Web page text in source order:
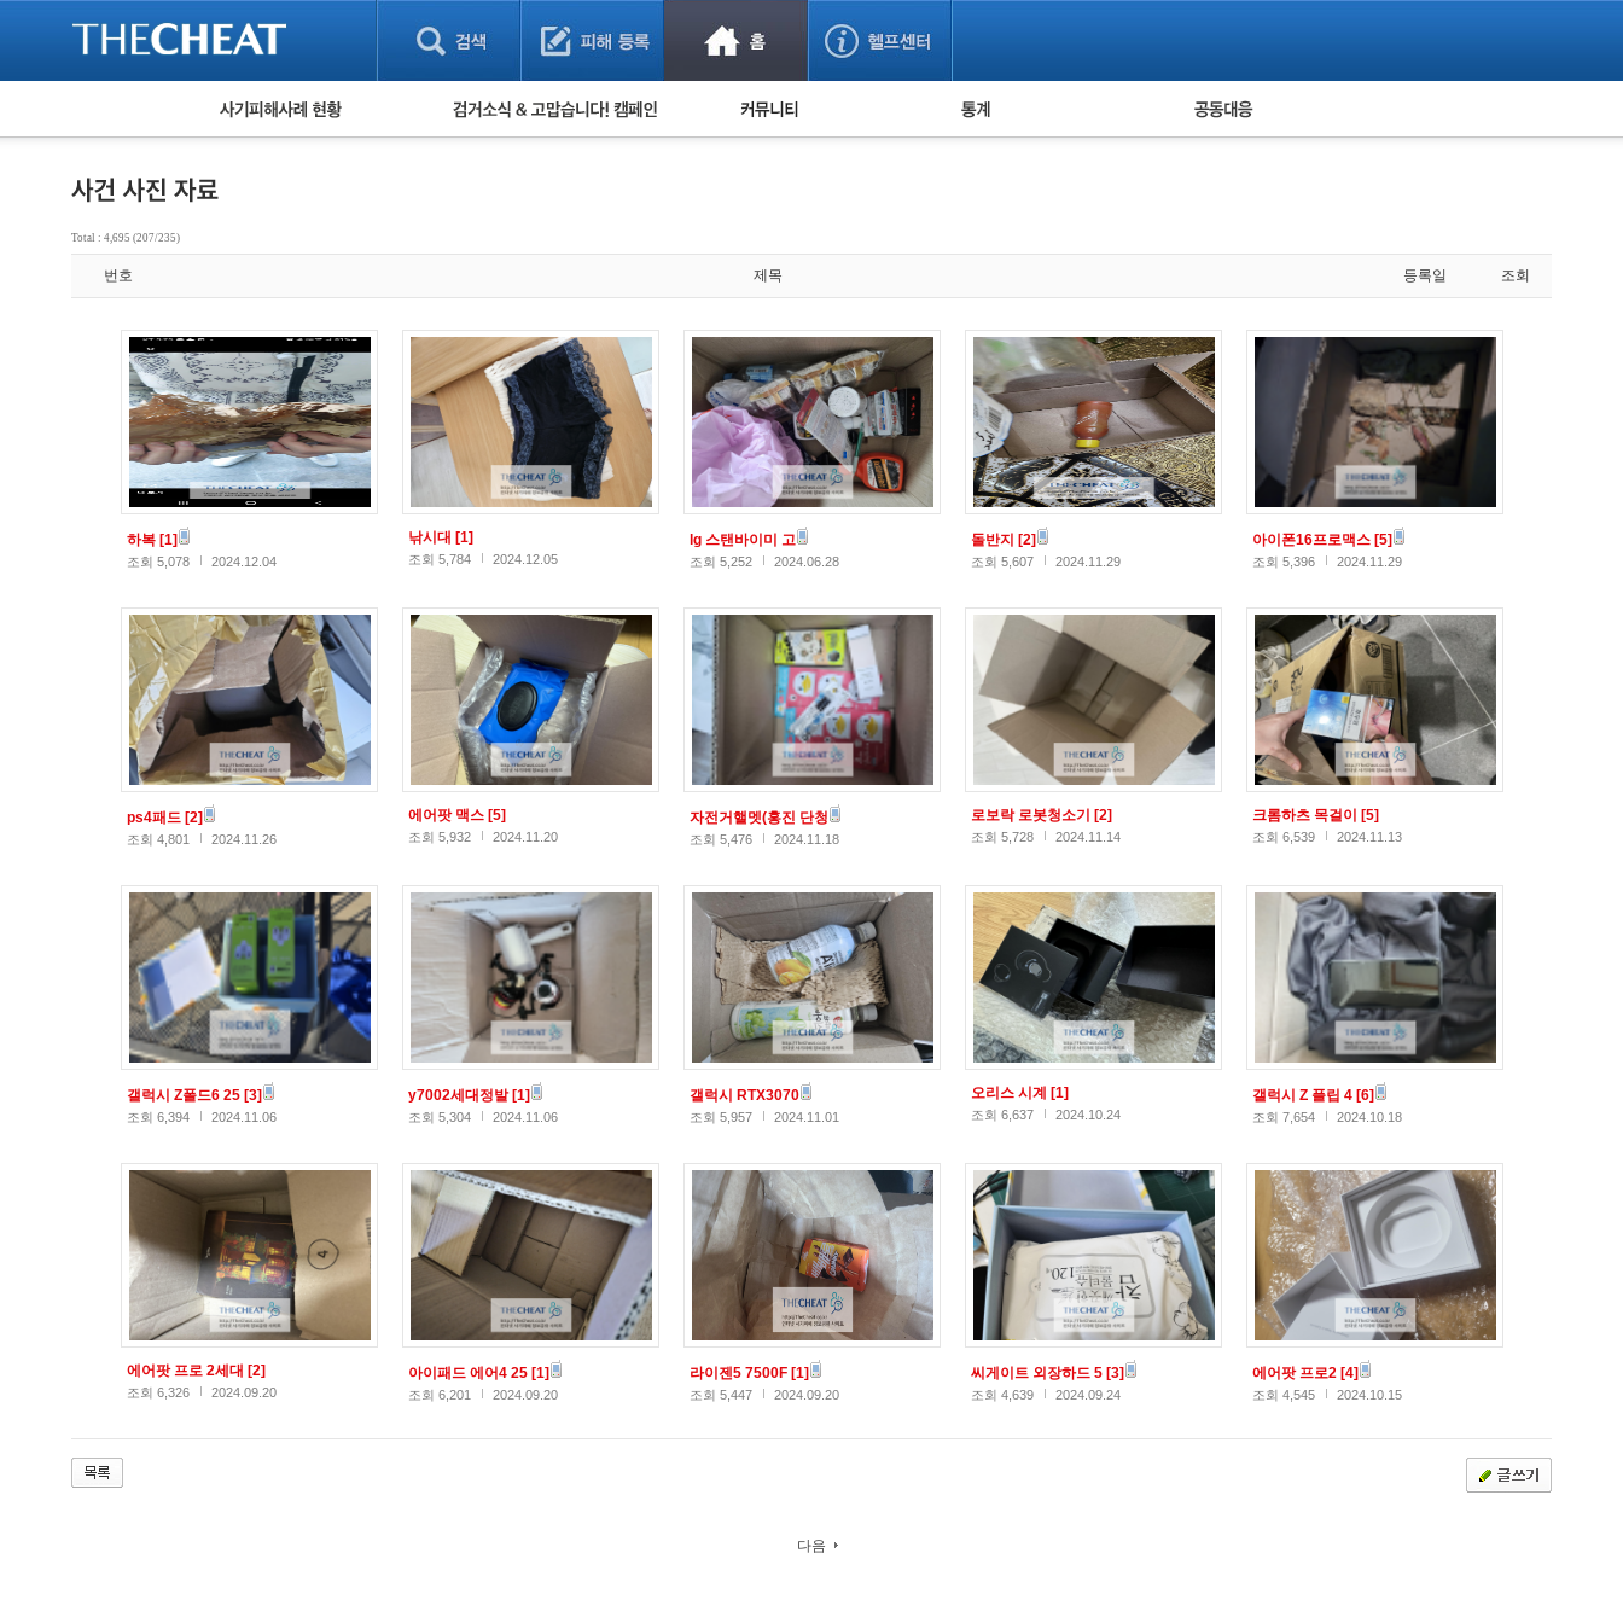
피해사례 현황
워킹홀리데이 피해사례
검거 소식 사기 예방했어요!
사기방지 아이디어
전문가 칼럼
금융사기 관련 영상
누적 피해사례 통계 피해자 공동대응
Total : 4,695 (207/235)
번호 제목 등록일 조회
하복 [1]
조회 5,078 2024.12.04
낚시대 [1]
조회 5,784 2024.12.05
lg 스탠바이미 고
조회 5,252 2024.06.28
돌반지 [2]
조회 5,607 2024.11.29
아이폰16프로맥스 [5]
조회 5,396 2024.11.29
ps4패드 [2]
조회 4,801 2024.11.26
에어팟 맥스 [5]
조회 5,932 2024.11.20
자전거핼멧(홍진 단청
조회 5,476 2024.11.18
로보락 로봇청소기 [2]
조회 5,728 2024.11.14
크롬하츠 목걸이 [5]
조회 6,539 2024.11.13
갤럭시 Z폴드6 25 [3]
조회 6,394 2024.11.06
y7002세대정발 [1]
조회 5,304 2024.11.06
갤럭시 RTX3070
조회 5,957 2024.11.01
오리스 시계 [1]
조회 6,637 2024.10.24
갤럭시 Z 플립 4 [6]
조회 7,654 2024.10.18
에어팟 프로 2세대 [2]
조회 6,326 2024.09.20
아이패드 에어4 25 [1]
조회 6,201 2024.09.20
라이젠5 7500F [1]
조회 5,447 2024.09.20
씨게이트 외장하드 5 [3]
조회 4,639 2024.09.24
에어팟 프로2 [4]
조회 4,545 2024.10.15
다음